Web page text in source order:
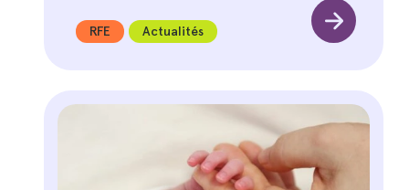
RFE Actualités